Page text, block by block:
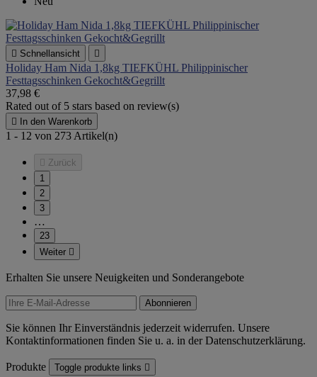
 Schnellansicht 
Holiday Ham Nida 1,8kg TIEFKÜHL Philippinischer
Festtagsschinken Gekocht&Gegrillt
37,98 €
Rated out of 5 stars based on review(s)
 In den Warenkorb
1 - 12 von 273 Artikel(n)
Zurück
1
2
3
…
23
Weiter 
Erhalten Sie unsere Neuigkeiten und Sonderangebote
Sie können Ihr Einverständnis jederzeit widerrufen. Unsere
Kontaktinformationen finden Sie u. a. in der Datenschutzerklärung.
Produkte Toggle produkte links 